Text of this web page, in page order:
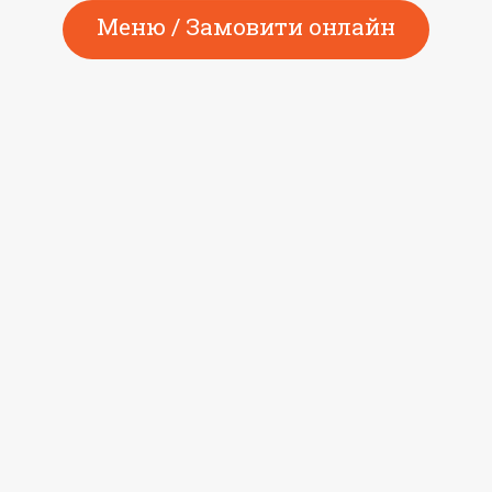
Меню / Замовити онлайн